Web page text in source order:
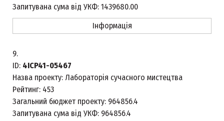
Запитувана сума від УКФ: 1439680.00
Інформація
9.
ID: 4ICP41-05467
Назва проекту: Лабораторія сучасного мистецтва
Рейтинг: 453
Загальний бюджет проекту: 964856.4
Запитувана сума від УКФ: 964856.4